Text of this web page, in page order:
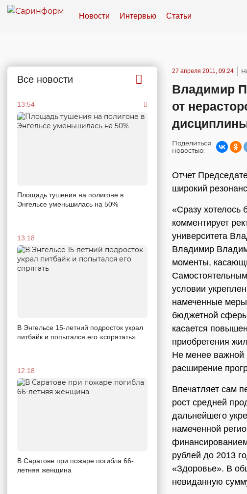
Новости Интервью Статьи
Все новости
13:54
Площадь тушения на полигоне в
Энгельсе уменьшилась на 50%
13:18
В Энгельсе 15-летний подросток украл
питбайк и попытался его «спрятать»
12:18
В Саратове при пожаре погибла 66-
летняя женщина
27 апреля 2011, 09:24
Владимир
от
Поделиться
новостью:
Отчет
широкий
«Сразу хотелось
комментирует
университета
Владимир
моменты,
условии
намеченные меры
бюджетной
касается
приобретения
Не менее важной
расширение
Впечатляет сам
рост средней
дальнейшего
намеченной
рублей до 2013
«Здоровье». В
невиданную